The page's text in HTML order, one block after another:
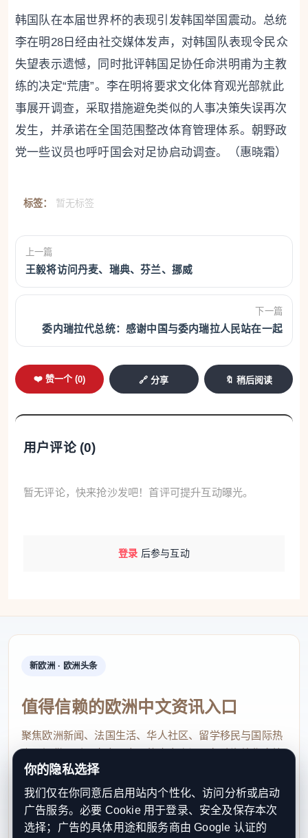
韩国队在本届世界杯的表现引发韩国举国震动。总统
李在明28日经由社交媒体发声，对韩国队表现令民众
失望表示遗憾，同时批评韩国足协任命洪明甫为主教
练的决定“荒唐”。李在明将要求文化体育观光部就此
事展开调查，采取措施避免类似的人事决策失误再次
发生，并承诺在全国范围整改体育管理体系。朝野政
党一些议员也呼吁国会对足协启动调查。（惠晓霜）
标签： 暂无标签
上一篇
王毅将访问丹麦、瑞典、芬兰、挪威
下一篇
委内瑞拉代总统：感谢中国与委内瑞拉人民站在一起
❤️ 赞一个 (0) 🔗 分享 🔖 稍后阅读
用户评论 (0)
暂无评论，快来抢沙发吧！首评可提升互动曝光。
登录 后参与互动
新欧洲 · 欧洲头条
值得信赖的欧洲中文资讯入口
聚焦欧洲新闻、法国生活、华人社区、留学移民与国际热
点，提供及时、真实、实用的中文资讯，帮助海外华人快
速了解欧洲动态。
contact@xinouzhou.com
服务支持、版权与合作：工作日优先处理站务、投稿与权
利通知
你的隐私选择
我们仅在你同意后启用站内个性化、访问分析或启动
广告服务。必要 Cookie 用于登录、安全及保存本次
选择；广告的具体用途和服务商由 Google 认证的